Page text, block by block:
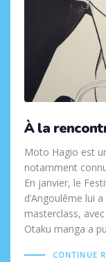
À la
Moto Hagio est
notamment
En janvier, le
d’Angoulême lui
masterclass,
Otaku manga a
CONTINUE